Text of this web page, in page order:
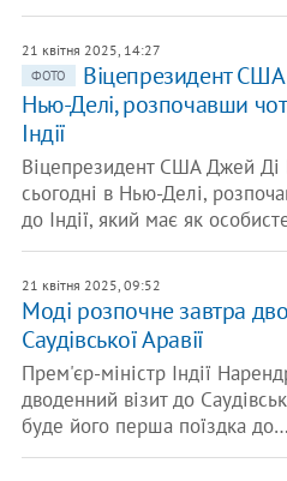
21 квітня 2025, 14:27
ФОТО
Віцепрезидент
Нью-Делі, розпочавши
Індії
Віцепрезидент США Джей Ді
сьогодні в Нью-Делі,
до Індії, який має як
21 квітня 2025, 09:52
Моді розпочне завтра
Саудівської Аравії
Прем'єр-міністр Індії
дводенний візит до
буде його перша поїздка до…